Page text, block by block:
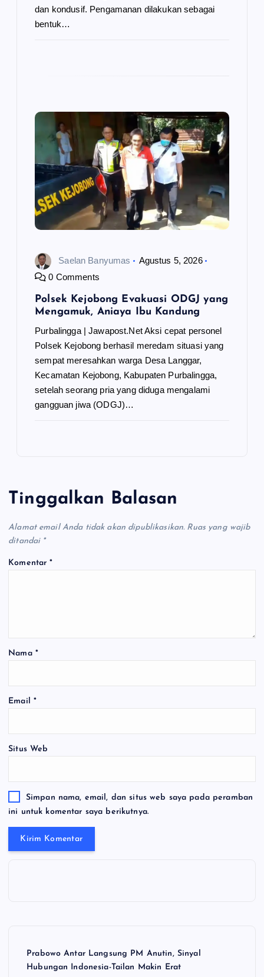
dan kondusif. Pengamanan dilakukan sebagai
bentuk…
Saelan Banyumas
Agustus 5, 2026
0 Comments
Polsek Kejobong Evakuasi ODGJ yang
Mengamuk, Aniaya Ibu Kandung
Purbalingga | Jawapost.Net Aksi cepat personel
Polsek Kejobong berhasil meredam situasi yang
sempat meresahkan warga Desa Langgar,
Kecamatan Kejobong, Kabupaten Purbalingga,
setelah seorang pria yang diduga mengalami
gangguan jiwa (ODGJ)…
Tinggalkan Balasan
Alamat email Anda tidak akan dipublikasikan. Ruas yang wajib
ditandai *
Komentar*
Nama *
Email *
Situs Web
Simpan nama, email, dan situs web saya pada peramban
ini untuk komentar saya berikutnya.
Prabowo Antar Langsung PM Anutin, Sinyal
Hubungan Indonesia-Tailan Makin Erat